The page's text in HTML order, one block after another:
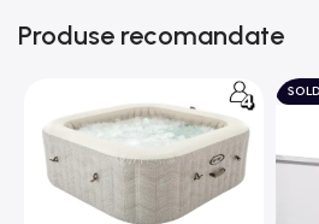
Produse recomandate